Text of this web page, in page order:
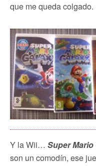
que me queda colgado.
Y la Wii… Super Mario
son un comodín, ese